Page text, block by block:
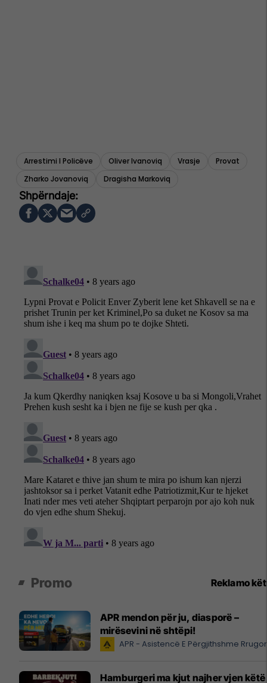
Arrestimi I Policëve Oliver Ivanoviq Vrasje
Provat
Zharko Jovanoviq
Dragisha Markoviq
Promo Reklamo
APR mendon për ju, diasporë –
mirësevini në shtëpi!
APR - Asistencë E Përgjithshme
Hamburgeri ma kjut najher vjen këtë